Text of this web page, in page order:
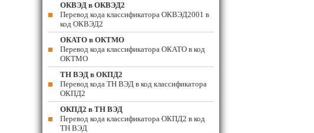
ОКВЭД в ОКВЭД2
Перевод кода классификатора ОКВЭД2001 в
код ОКВЭД2
ОКАТО в ОКТМО
Перевод кода классификатора ОКАТО в код
ОКТМО
ТН ВЭД в ОКПД2
Перевод кода ТН ВЭД в код классификатора
ОКПД2
ОКПД2 в ТН ВЭД
Перевод кода классификатора ОКПД2 в код
ТН ВЭД